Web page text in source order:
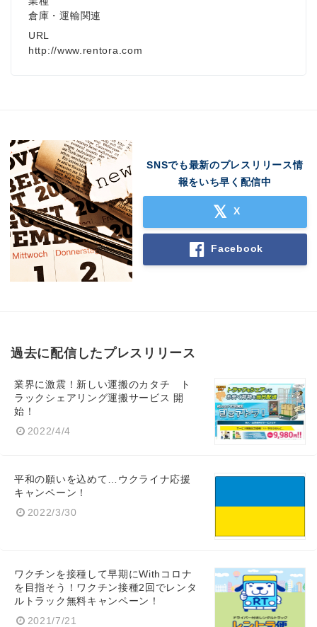
倉庫・運輸関連
URL
http://www.rentora.com
SNSでも最新のプレスリリース情
報をいち早く配信中
X
Facebook
過去に配信したプレスリリース
業界に激震！新しい運搬のカタチ ト
ラックシェアリング運搬サービス 開
始！
2022/4/4
平和の願いを込めて…ウクライナ応援
キャンペーン！
2022/3/30
ワクチンを接種して早期にWithコロナ
を目指そう！ワクチン接種2回でレンタ
ルトラック無料キャンペーン！
2021/7/21